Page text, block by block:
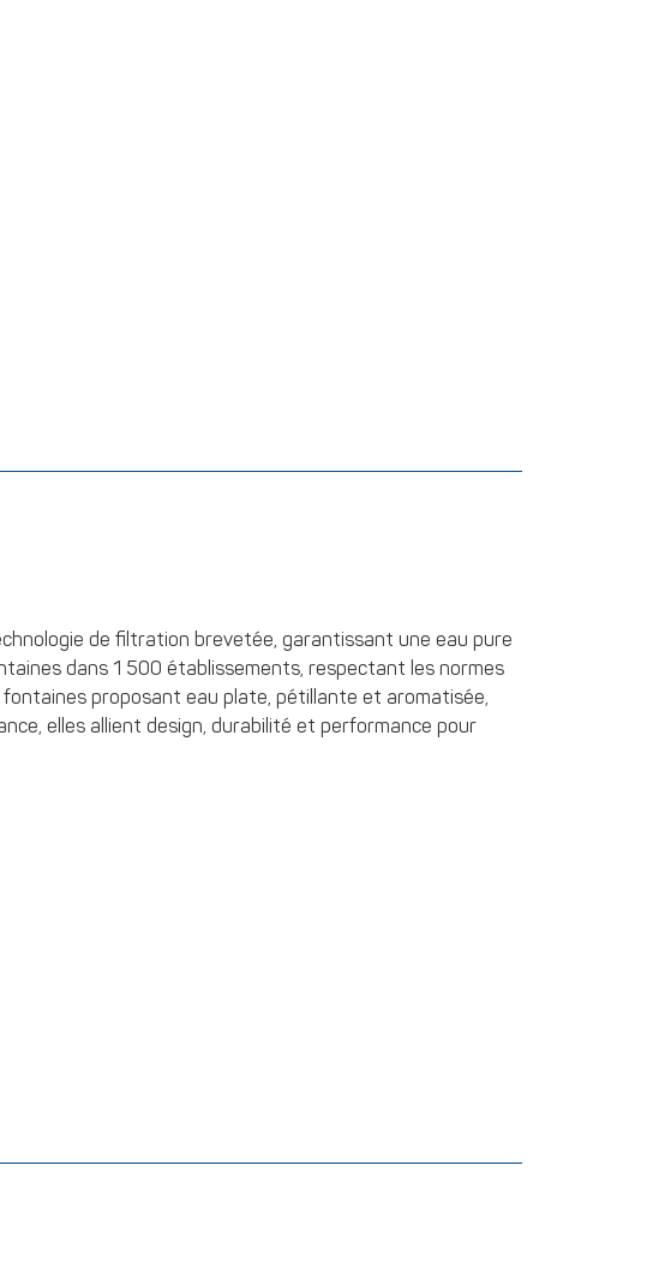
de filtration brevetée, garantissant une eau pure
dans 1 500 établissements, respectant les normes
fontaines proposant eau plate, pétillante et aromatisée,
elles allient design, durabilité et performance pour